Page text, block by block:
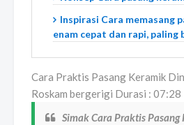
Inspirasi Cara memasang
enam cepat dan rapi, paling
Cara Praktis Pasang Keramik
Roskam bergerigi Durasi : 07:28
Simak Cara Praktis